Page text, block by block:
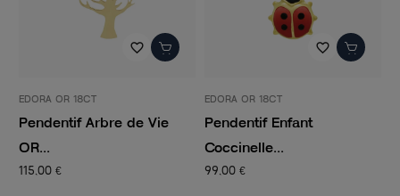
favorite_border
EDORA OR 18CT
Pendentif Arbre de Vie
OR...
115,00 €
favorite_border
EDORA OR 18CT
Pendentif Enfant
Coccinelle...
99,00 €